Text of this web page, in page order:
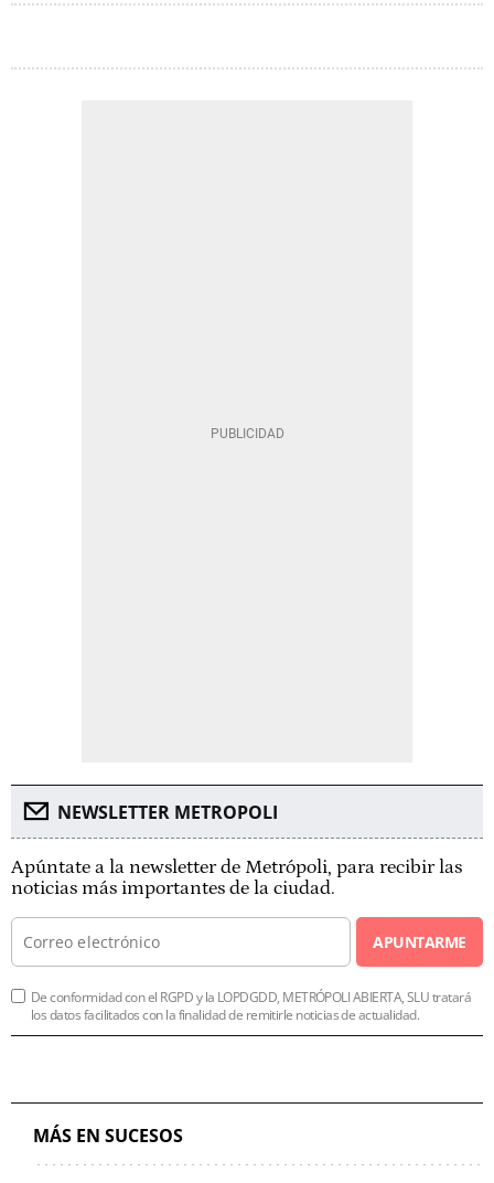
NEWSLETTER METROPOLI
Apúntate a la newsletter de Metrópoli, para recibir las
noticias más importantes de la ciudad.
APUNTARME
De conformidad con el RGPD y la LOPDGDD, METRÓPOLI ABIERTA, SLU tratará
los datos facilitados con la finalidad de remitirle noticias de actualidad.
MÁS EN SUCESOS